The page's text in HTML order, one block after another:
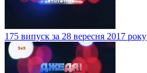
175 випуск за 28 вересня 2017 року